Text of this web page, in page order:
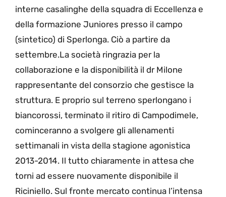
interne casalinghe della squadra di Eccellenza e
della formazione Juniores presso il campo
(sintetico) di Sperlonga. Ciò a partire da
settembre.La società ringrazia per la
collaborazione e la disponibilità il dr Milone
rappresentante del consorzio che gestisce la
struttura. E proprio sul terreno sperlongano i
biancorossi, terminato il ritiro di Campodimele,
cominceranno a svolgere gli allenamenti
settimanali in vista della stagione agonistica
2013-2014. Il tutto chiaramente in attesa che
torni ad essere nuovamente disponibile il
Riciniello. Sul fronte mercato continua l’intensa